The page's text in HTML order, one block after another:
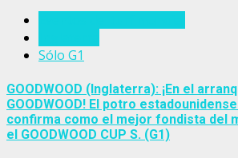
Sólo G1
GOODWOOD (Inglaterra): ¡En el
GOODWOOD! El potro
confirma como el mejor fondista del
el GOODWOOD CUP S. (G1)